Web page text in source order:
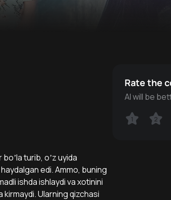
turib, oʼz uyida
edi. Аmmo, buning
ishda ishlaydi va xotinini
kirmaydi. Ularning qizchasi
Rate the
AI will be
1 2
1 2